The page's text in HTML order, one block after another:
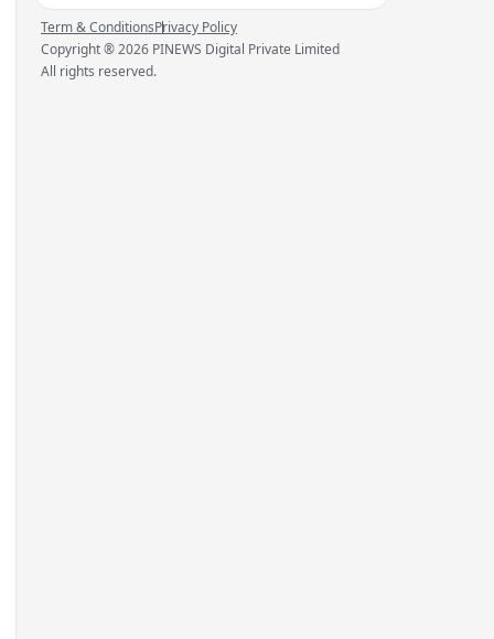
Term & ConditionsPrivacy Policy
Copyright ®2026 PINEWS Digital Private Limited
All rights reserved.